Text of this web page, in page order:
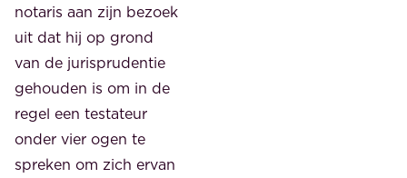
notaris aan zijn bezoek
uit dat hij op grond
van de jurisprudentie
gehouden is om in de
regel een testateur
onder vier ogen te
spreken om zich ervan